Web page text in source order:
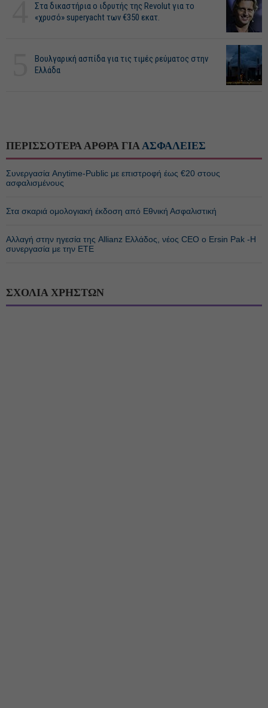
Στα δικαστήρια ο ιδρυτής της Revolut για το
«χρυσό» superyacht των €350 εκατ.
Βουλγαρική ασπίδα για τις τιμές ρεύματος στην
Ελλάδα
ΠΕΡΙΣΣΟΤΕΡΑ ΑΡΘΡΑ ΓΙΑΑΣΦΑΛΕΙΕΣ
Συνεργασία Anytime-Public με επιστροφή έως €20 στους
ασφαλισμένους
Στα σκαριά ομολογιακή έκδοση από Εθνική Ασφαλιστική
Αλλαγή στην ηγεσία της Allianz Ελλάδος, νέος CEO ο Ersin Pak -Η
συνεργασία με την ΕΤΕ
ΣΧΟΛΙΑ ΧΡΗΣΤΩΝ